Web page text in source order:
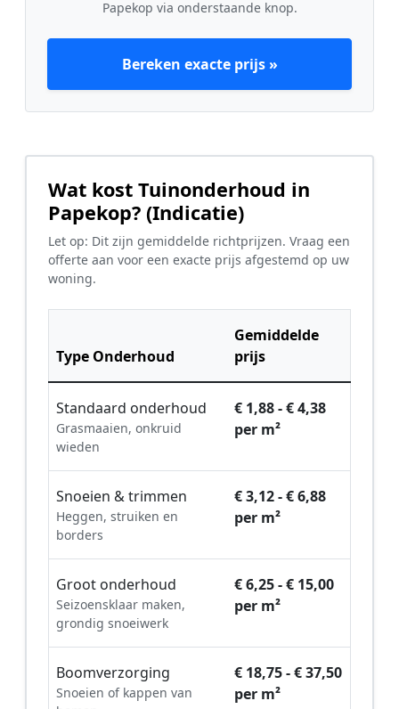
Papekop via onderstaande knop.
Bereken exacte prijs »
Wat kost Tuinonderhoud in
Papekop? (Indicatie)
Let op: Dit zijn gemiddelde richtprijzen. Vraag een
offerte aan voor een exacte prijs afgestemd op uw
woning.
Type Onderhoud
Gemiddelde
prijs
Standaard onderhoud
Grasmaaien, onkruid
wieden
€ 1,88 - € 4,38
per m²
Snoeien & trimmen
Heggen, struiken en
borders
€ 3,12 - € 6,88
per m²
Groot onderhoud
Seizoensklaar maken,
grondig snoeiwerk
€ 6,25 - € 15,00
per m²
Boomverzorging
Snoeien of kappen van
€ 18,75 - € 37,50
per m²